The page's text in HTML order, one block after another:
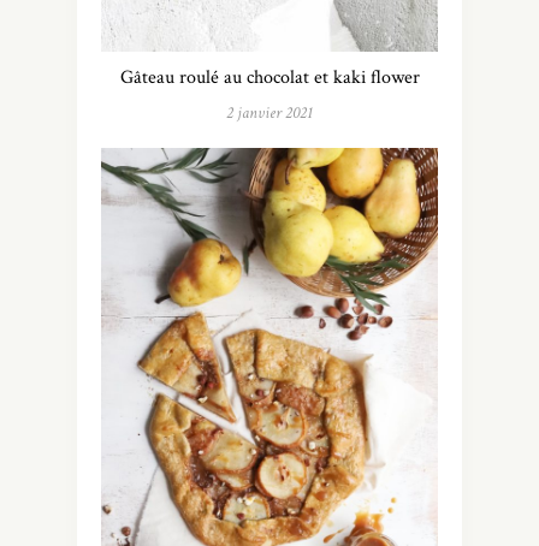
Gâteau roulé au chocolat et kaki flower
2 janvier 2021